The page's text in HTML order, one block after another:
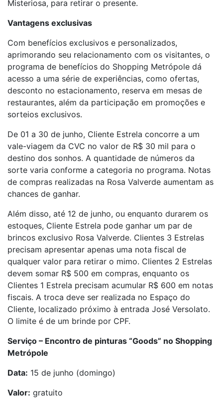
Misteriosa, para retirar o presente.
Vantagens exclusivas
Com benefícios exclusivos e personalizados,
aprimorando seu relacionamento com os visitantes, o
programa de benefícios do Shopping Metrópole dá
acesso a uma série de experiências, como ofertas,
desconto no estacionamento, reserva em mesas de
restaurantes, além da participação em promoções e
sorteios exclusivos.
De 01 a 30 de junho, Cliente Estrela concorre a um
vale-viagem da CVC no valor de R$ 30 mil para o
destino dos sonhos. A quantidade de números da
sorte varia conforme a categoria no programa. Notas
de compras realizadas na Rosa Valverde aumentam as
chances de ganhar.
Além disso, até 12 de junho, ou enquanto durarem os
estoques, Cliente Estrela pode ganhar um par de
brincos exclusivo Rosa Valverde. Clientes 3 Estrelas
precisam apresentar apenas uma nota fiscal de
qualquer valor para retirar o mimo. Clientes 2 Estrelas
devem somar R$ 500 em compras, enquanto os
Clientes 1 Estrela precisam acumular R$ 600 em notas
fiscais. A troca deve ser realizada no Espaço do
Cliente, localizado próximo à entrada José Versolato.
O limite é de um brinde por CPF.
Serviço – Encontro de pinturas “Goods” no Shopping
Metrópole
Data: 15 de junho (domingo)
Valor: gratuito